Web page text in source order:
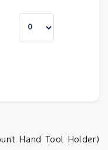
Hand Tool Holder)